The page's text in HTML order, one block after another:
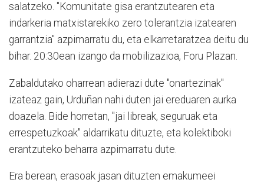
salatzeko. "Komunitate gisa erantzutearen eta
indarkeria matxistarekiko zero tolerantzia izatearen
garrantzia" azpimarratu du, eta elkarretaratzea deitu du
bihar. 20:30ean izango da mobilizazioa, Foru Plazan.
Zabaldutako oharrean adierazi dute "onartezinak"
izateaz gain, Urduñan nahi duten jai ereduaren aurka
doazela. Bide horretan, "jai libreak, seguruak eta
errespetuzkoak" aldarrikatu dituzte, eta kolektiboki
erantzuteko beharra azpimarratu dute.
Era berean, erasoak jasan dituzten emakumeei